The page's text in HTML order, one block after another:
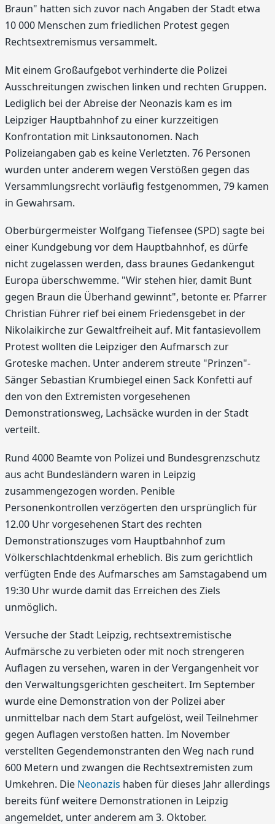
Braun" hatten sich zuvor nach Angaben der Stadt etwa
10 000 Menschen zum friedlichen Protest gegen
Rechtsextremismus versammelt.
Mit einem Großaufgebot verhinderte die Polizei
Ausschreitungen zwischen linken und rechten Gruppen.
Lediglich bei der Abreise der Neonazis kam es im
Leipziger Hauptbahnhof zu einer kurzzeitigen
Konfrontation mit Linksautonomen. Nach
Polizeiangaben gab es keine Verletzten. 76 Personen
wurden unter anderem wegen Verstößen gegen das
Versammlungsrecht vorläufig festgenommen, 79 kamen
in Gewahrsam.
Oberbürgermeister Wolfgang Tiefensee (SPD) sagte bei
einer Kundgebung vor dem Hauptbahnhof, es dürfe
nicht zugelassen werden, dass braunes Gedankengut
Europa überschwemme. "Wir stehen hier, damit Bunt
gegen Braun die Überhand gewinnt", betonte er. Pfarrer
Christian Führer rief bei einem Friedensgebet in der
Nikolaikirche zur Gewaltfreiheit auf. Mit fantasievollem
Protest wollten die Leipziger den Aufmarsch zur
Groteske machen. Unter anderem streute "Prinzen"-
Sänger Sebastian Krumbiegel einen Sack Konfetti auf
den von den Extremisten vorgesehenen
Demonstrationsweg, Lachsäcke wurden in der Stadt
verteilt.
Rund 4000 Beamte von Polizei und Bundesgrenzschutz
aus acht Bundesländern waren in Leipzig
zusammengezogen worden. Penible
Personenkontrollen verzögerten den ursprünglich für
12.00 Uhr vorgesehenen Start des rechten
Demonstrationszuges vom Hauptbahnhof zum
Völkerschlachtdenkmal erheblich. Bis zum gerichtlich
verfügten Ende des Aufmarsches am Samstagabend um
19:30 Uhr wurde damit das Erreichen des Ziels
unmöglich.
Versuche der Stadt Leipzig, rechtsextremistische
Aufmärsche zu verbieten oder mit noch strengeren
Auflagen zu versehen, waren in der Vergangenheit vor
den Verwaltungsgerichten gescheitert. Im September
wurde eine Demonstration von der Polizei aber
unmittelbar nach dem Start aufgelöst, weil Teilnehmer
gegen Auflagen verstoßen hatten. Im November
verstellten Gegendemonstranten den Weg nach rund
600 Metern und zwangen die Rechtsextremisten zum
Umkehren. Die Neonazis haben für dieses Jahr allerdings
bereits fünf weitere Demonstrationen in Leipzig
angemeldet, unter anderem am 3. Oktober.